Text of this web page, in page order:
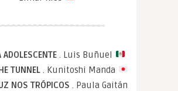
. Luis Buñuel
TUNNEL. Kunitoshi Manda
NOS TRÓPICOS . Paula Gaitán